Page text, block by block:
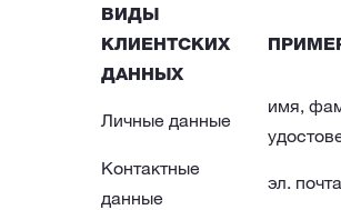
ВИДЫ
КЛИЕНТСКИХ
ДАННЫХ
Личные данные
имя,
Контактные
данные
эл.